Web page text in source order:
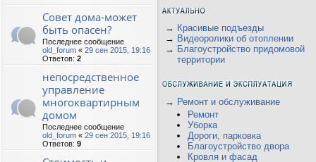
Совет дома-может
быть опасен?
Последнее сообщение
old_forum « 29 сен 2015, 19:16
Ответов: 2
непосредственное
управление
многоквартирным
домом
Последнее сообщение
old_forum « 29 сен 2015, 19:16
Ответов: 9
→ Красивые подъезды
→ Видеоролики об отоплении
→ Благоустройство придомовой
территории
→ Ремонт и обслуживание
Ремонт
Уборка
Дороги, парковка
Благоустройство двора
Кровля и фасад